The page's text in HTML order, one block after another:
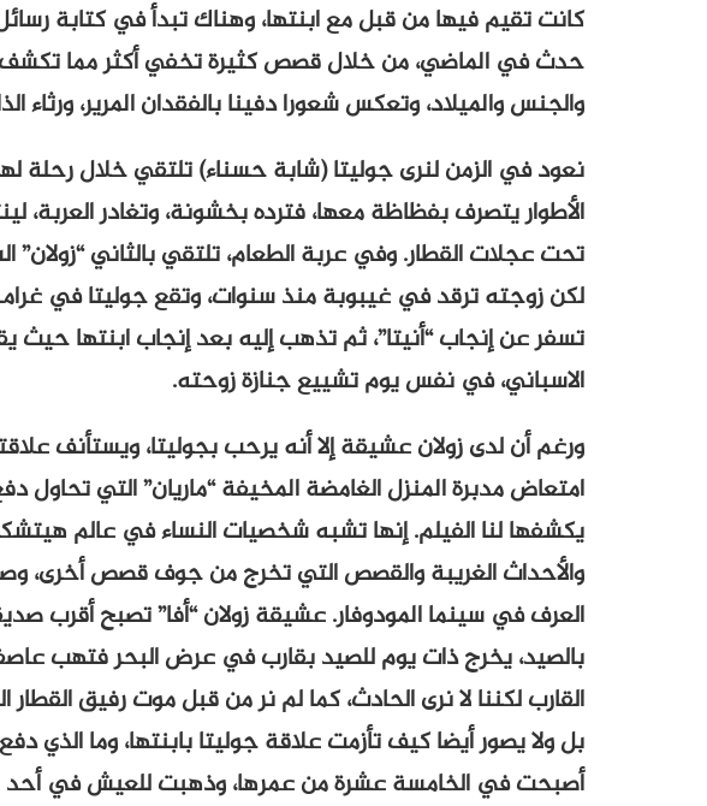
كانت تقيم فيها من قبل مع ابنتها، وهناك تبدأ في كتابة
حدث في الماضي، من خلال قصص كثيرة تخفي أكثر مما تكشف،
والجنس والميلاد، وتعكس شعورا دفينا بالفقدان المرير، ورثاء
نعود في الزمن لنرى جوليتا (شابة حسناء) تلتقي خلال رحلة
الأطوار يتصرف بفظاظة معها، فترده بخشونة، وتغادر العربة،
تحت عجلات القطار. وفي عربة الطعام، تلتقي بالثاني “زولان”
لكن زوجته ترقد في غيبوبة منذ سنوات، وتقع جوليتا في
تسفر عن إنجاب “أنيتا”، ثم تذهب إليه بعد إنجاب ابنتها
الاسباني، في نفس يوم تشييع جنازة زوحته.
ورغم أن لدى زولان عشيقة إلا أنه يرحب بجوليتا، ويستأنف
امتعاض مدبرة المنزل الغامضة المخيفة “ماريان” التي تحاول
يكشفها لنا الفيلم. إنها تشبه شخصيات النساء في عالم
والأحداث الغريبة والقصص التي تخرج من جوف قصص أخرى،
العرف في سينما المودوفار. عشيقة زولان “أفا” تصبح أقرب
بالصيد، يخرج ذات يوم للصيد بقارب في عرض البحر فتهب
القارب لكننا لا نرى الحادث، كما لم نر من قبل موت رفيق القطار
بل ولا يصور أيضا كيف تأزمت علاقة جوليتا بابنتها، وما الذي دفع
أصبحت في الخامسة عشرة من عمرها، وذهبت للعيش في أحد